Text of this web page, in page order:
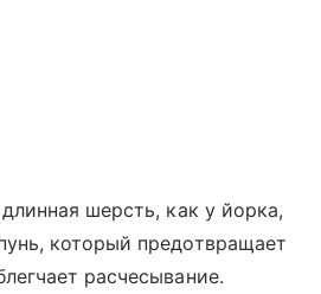
шерсть, как у йорка,
который предотвращает
расчесывание.